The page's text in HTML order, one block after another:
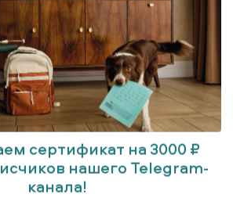
Джемпер
сертификат на 3000 ₽
нашего Telegram-
канала!